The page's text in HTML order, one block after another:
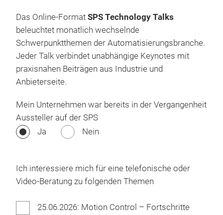
Das Online-Format SPS Technology Talks
beleuchtet monatlich wechselnde
Schwerpunktthemen der Automatisierungsbranche.
Jeder Talk verbindet unabhängige Keynotes mit
praxisnahen Beiträgen aus Industrie und
Anbieterseite.
Mein Unternehmen war bereits in der Vergangenheit
Aussteller auf der SPS
Ja
Nein
Ich interessiere mich für eine telefonische oder
Video-Beratung zu folgenden Themen
25.06.2026: Motion Control – Fortschritte